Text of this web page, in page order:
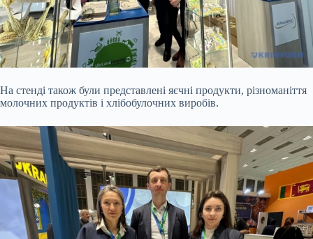
На стенді також були представлені яєчні продукти, різноманіття
молочних продуктів і хлібобулочних виробів.